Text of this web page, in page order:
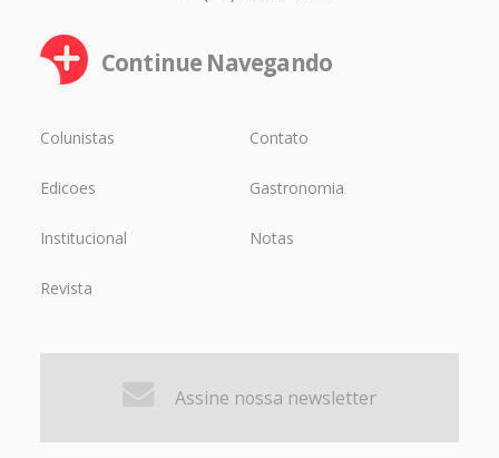
Continue Navegando
Colunistas Contato
Edicoes Gastronomia
Institucional Notas
Revista
Assine nossa newsletter